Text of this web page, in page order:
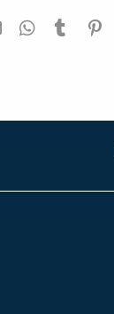
Reddit
Pinterest
Tumblr